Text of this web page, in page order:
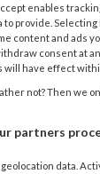
lastig
niet
enables
to provide.
content and ads
consent at
will have effect
not? Then we
partners
data.